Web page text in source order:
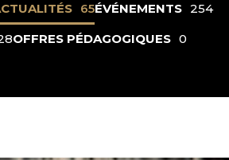
65ÉVÉNEMENTS 254
OFFRES PÉDAGOGIQUES 0